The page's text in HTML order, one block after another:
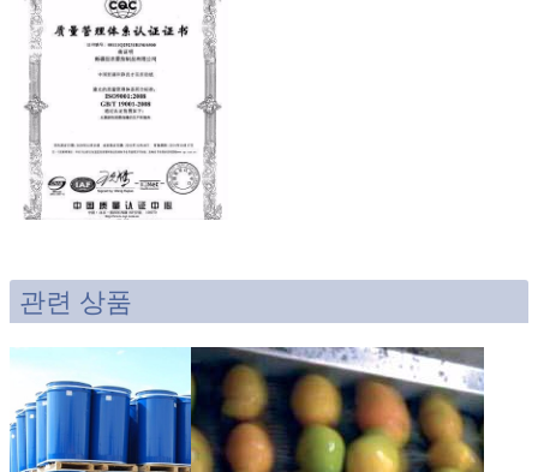
관련 상품